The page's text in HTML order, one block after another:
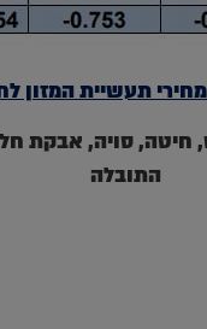
תעשיית המזון
קפה, תירס, חיטה,
התובלה